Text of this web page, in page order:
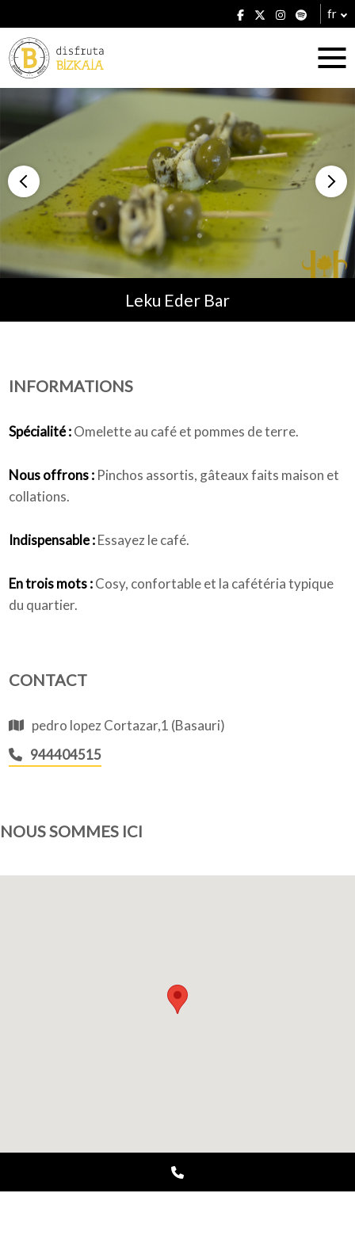
fr
Hébergement
Établissements
Plans
Leku Eder Bar
INFORMATIONS
Spécialité :Omelette au café et pommes de terre.
Nous offrons : Pinchos assortis, gâteaux faits maison et
collations.
Indispensable :Essayez le café.
En trois mots :Cosy, confortable et la cafétéria typique
du quartier.
CONTACT
pedro lopez Cortazar,1 (Basauri)
944404515
NOUS SOMMES ICI